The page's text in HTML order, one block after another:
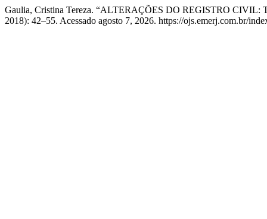
Gaulia, Cristina Tereza. “ALTERAÇÕES DO REGISTRO
2018): 42–55. Acessado agosto 7, 2026. https://ojs.emerj.com.br/